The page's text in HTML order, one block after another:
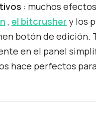
: muchos
, el bitcrusher y los
botón de edición.
en el panel
hace perfectos